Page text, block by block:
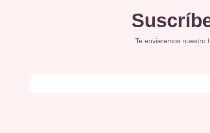
Te enviaremos nuestro